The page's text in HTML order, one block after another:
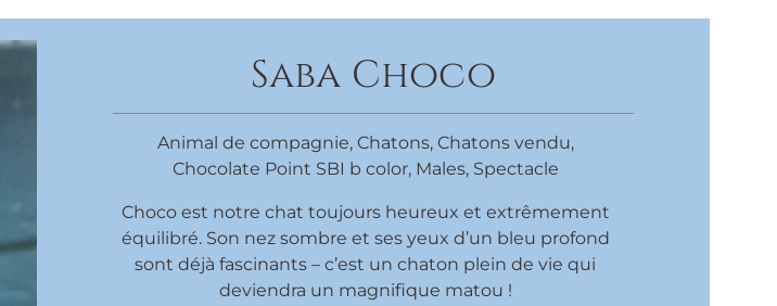
Saba Choco
Animal de compagnie, Chatons, Chatons vendu,
Chocolate Point SBI b color, Males, Spectacle
Choco est notre chat toujours heureux et extrêmement
équilibré. Son nez sombre et ses yeux d’un bleu profond
sont déjà fascinants – c’est un chaton plein de vie qui
deviendra un magnifique matou !